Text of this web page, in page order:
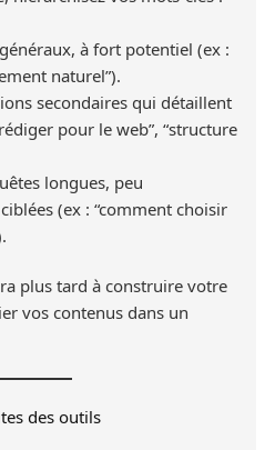
à fort potentiel (ex :
naturel”).
secondaires qui détaillent
pour le web”, “structure
longues, peu
(ex : “comment choisir
plus tard à construire votre
vos contenus dans un
des outils